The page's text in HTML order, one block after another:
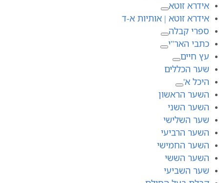
אידרא זוטא
אידרא זוטא | אותיות א-ד
ספרי קבלה
כתבי האר"י
עץ חיים
שער הכללים
היכל א'
השער הראשון
השער השני
שער השלישי
השער הרביעי
השער החמישי
השער הששי
שער השביעי